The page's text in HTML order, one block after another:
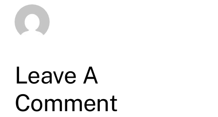
Leave A
Comment